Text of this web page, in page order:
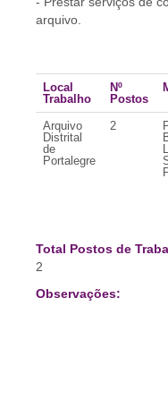
arquivo.
Local
Trabalho
Nº
Postos
Arquivo
Distrital
de
Portalegre
2
Total Postos de
2
Observações: